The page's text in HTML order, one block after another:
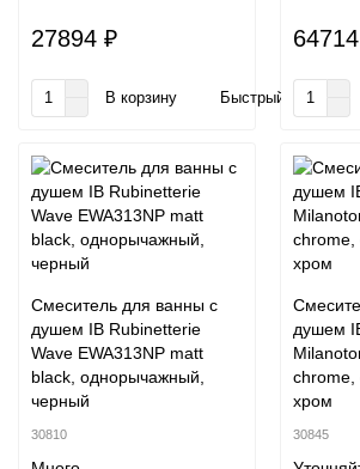
27894 ₽
В корзину Быстрый заказ
Смеситель для ванны с
душем IB Rubinetterie
Wave EWA313NP matt
black, однорычажный,
черный
30810
душем
chrome,
хром
30845